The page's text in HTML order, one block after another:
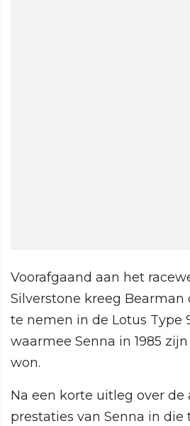
Voorafgaand aan het
Silverstone kreeg Bearman
te nemen in de Lotus Type
waarmee Senna in 1985
won.
Na een korte uitleg over de
prestaties van Senna in